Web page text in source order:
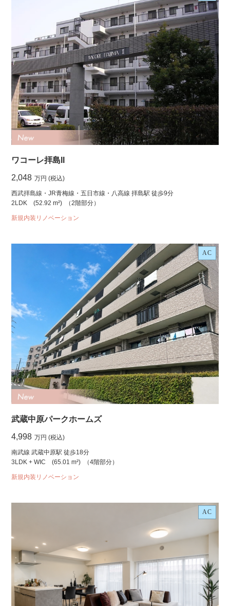
ワコーレ拝島II
2,048 万円 (税込)
西武拝島線・JR青梅線・五日市線・八高線 拝島駅 徒歩9分
2LDK
(52.92 m²) （2階部分）
新規内装リノベーション
AC
武蔵中原パークホームズ
4,998 万円 (税込)
南武線 武蔵中原駅 徒歩18分
3LDK + WIC
(65.01 m²) （4階部分）
新規内装リノベーション
AC